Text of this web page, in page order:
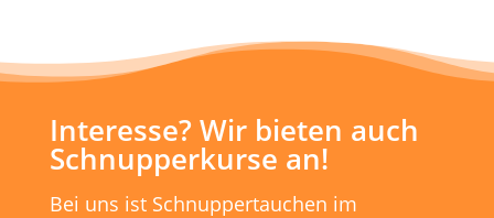
Interesse? Wir bieten auch
Schnupperkurse an!
Bei uns ist Schnuppertauchen im